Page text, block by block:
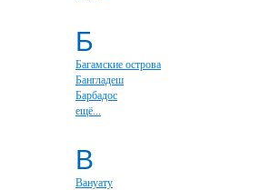
Б
Багамские острова
Бангладеш
Барбадос
ещё...
В
Вануату